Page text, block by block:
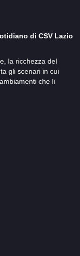
di CSV Lazio
la ricchezza del
gli scenari in cui
che li